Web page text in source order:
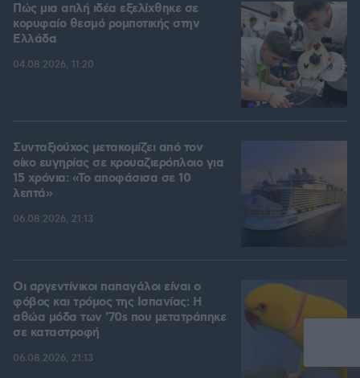
Πώς μια απλή ιδέα εξελίχθηκε σε
κορυφαίο θεσμό ρομποτικής στην
Ελλάδα
04.08.2026, 11:20
Συνταξιούχος μετακομίζει από τον
οίκο ευγηρίας σε κρουαζιερόπλοιο για
15 χρόνια: «Το αποφάσισα σε 10
λεπτά»
06.08.2026, 21:13
Οι αργεντίνικοι παπαγάλοι είναι ο
φόβος και τρόμος της Ισπανίας: Η
αθώα μόδα των '70s που μετατράπηκε
σε καταστροφή
06.08.2026, 21:13